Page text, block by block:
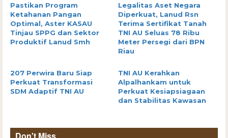
Pastikan Program
Ketahanan Pangan
Optimal, Aster KASAU
Tinjau SPPG dan Sektor
Produktif Lanud Smh
Legalitas Aset Negara
Diperkuat, Lanud Rsn
Terima Sertifikat Tanah
TNI AU Seluas 78 Ribu
Meter Persegi dari BPN
Riau
207 Perwira Baru Siap
Perkuat Transformasi
SDM Adaptif TNI AU
TNI AU Kerahkan
Alpalhankam untuk
Perkuat Kesiapsiagaan
dan Stabilitas Kawasan
Don't Miss